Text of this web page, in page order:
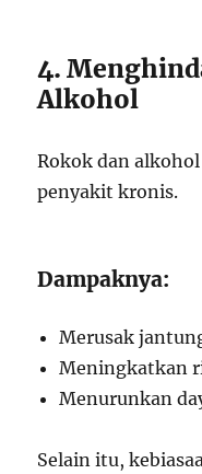
4.
Alkohol
Rokok dan
penyakit kronis.
Dampaknya:
Merusak
Meningkatkan
Menurunkan
Selain itu,